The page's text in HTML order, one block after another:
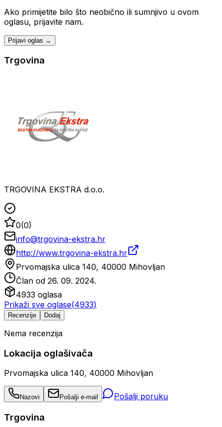
Ako primijetite bilo što neobično ili sumnjivo u ovom
oglasu, prijavite nam.
Prijavi oglas →
Trgovina
TRGOVINA EKSTRA d.o.o.
0(0)
info@trgovina-ekstra.hr
http://www.trgovina-ekstra.hr
Prvomajska ulica 140, 40000 Mihovljan
Član od 26. 09. 2024.
4933 oglasa
Prikaži sve oglase(4933)
Recenzije Dodaj
Nema recenzija
Lokacija oglašivača
Prvomajska ulica 140, 40000 Mihovljan
Nazovi Pošalji e-mail Pošalji poruku
Trgovina